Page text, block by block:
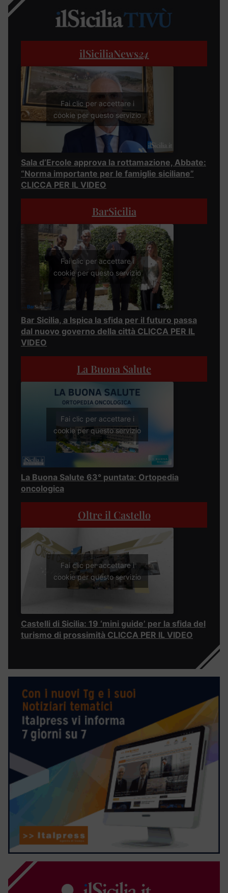
ilSiciliaNews24
Fai clic per accettare i
cookie per questo servizio
Sala d’Ercole approva la rottamazione, Abbate:
“Norma importante per le famiglie siciliane”
CLICCA PER IL VIDEO
BarSicilia
Fai clic per accettare i
cookie per questo servizio
Bar Sicilia, a Ispica la sfida per il futuro passa
dal nuovo governo della città CLICCA PER IL
VIDEO
La Buona Salute
Fai clic per accettare i
cookie per questo servizio
La Buona Salute 63° puntata: Ortopedia
oncologica
Oltre il Castello
Fai clic per accettare i
cookie per questo servizio
Castelli di Sicilia: 19 ‘mini guide’ per la sfida del
turismo di prossimità CLICCA PER IL VIDEO